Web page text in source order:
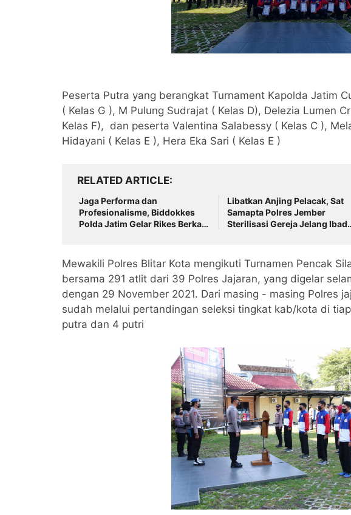
Peserta Putra yang berangkat Turnament Kapolda Jatim
( Kelas G ), M Pulung Sudrajat ( Kelas D), Delezia Lumen
Kelas F), dan peserta Valentina Salabessy ( Kelas C ),
Hidayani ( Kelas E ), Hera Eka Sari ( Kelas E )
RELATED ARTICLE
Jaga Performa dan
Profesionalisme, Biddokkes
Polda Jatim Gelar Rikes Berkala
Libatkan Anjing Pelacak, Sat
Samapta Polres Jember
Sterilisasi Gereja Jelang
Mewakili Polres Blitar Kota mengikuti Turnamen Pencak
bersama 291 atlit dari 39 Polres Jajaran, yang digelar
dengan 29 November 2021. Dari masing - masing Polres
sudah melalui pertandingan seleksi tingkat kab/kota di
putra dan 4 putri